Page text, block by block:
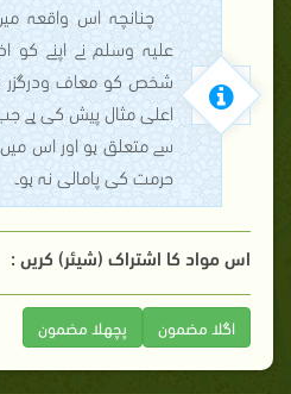
چنانچہ اس واقعہ
علیہ وسلم نے اپنے کو
شخص کو معاف ودرگزر
اعلی مثال پیش کی ہے
سے متعلق ہو اور اس
حرمت کی پامالی نہ ہو۔
اس مواد کا اشتراک (شیئر) کریں :
پچھلا مضمون اگلا مضمون